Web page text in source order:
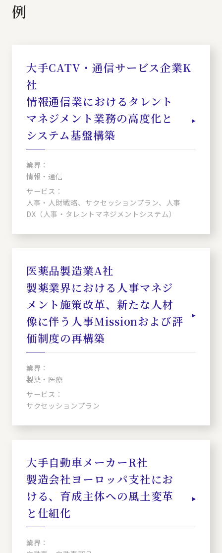
例
大手CATV・通信サービス企業K
社
情報通信業におけるタレント
マネジメント業務の高度化と
システム基盤構築
業界：
情報・通信
サービス：
人事・人財戦略、サクセッションプラン、人事
DX（人事・タレントマネジメントシステム）
医薬品製造業A社
製薬業界における人事マネジ
メント施策改革、新たな人材
像に伴う人事Missionおよび評
価制度の再構築
業界：
製薬・医療
サービス：
サクセッションプラン
大手自動車メーカーR社
製造会社ヨーロッパ支社にお
ける、育成主体への風土変革
と仕組化
業界：